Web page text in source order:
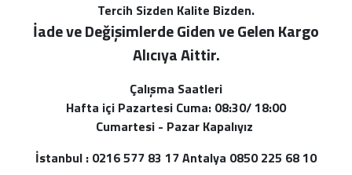
Tercih Sizden Kalite Bizden.
İade ve Değişimlerde Giden ve Gelen Kargo
Alıcıya Aittir.
Çalışma Saatleri
Hafta içi Pazartesi Cuma: 08:30/ 18:00
Cumartesi - Pazar Kapalıyız
İstanbul : 0216 577 83 17 Antalya 0850 225 68 10